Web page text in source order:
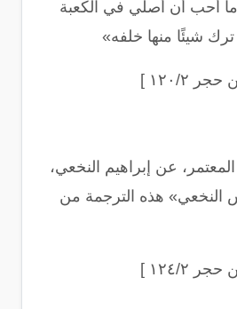
أحب أن أصلي في الكعبة
شيئًا منها خلفه»
١٢٠/٢ ]
عن إبراهيم النخعي،
هذه الترجمة من
١٢٤/٢ ]